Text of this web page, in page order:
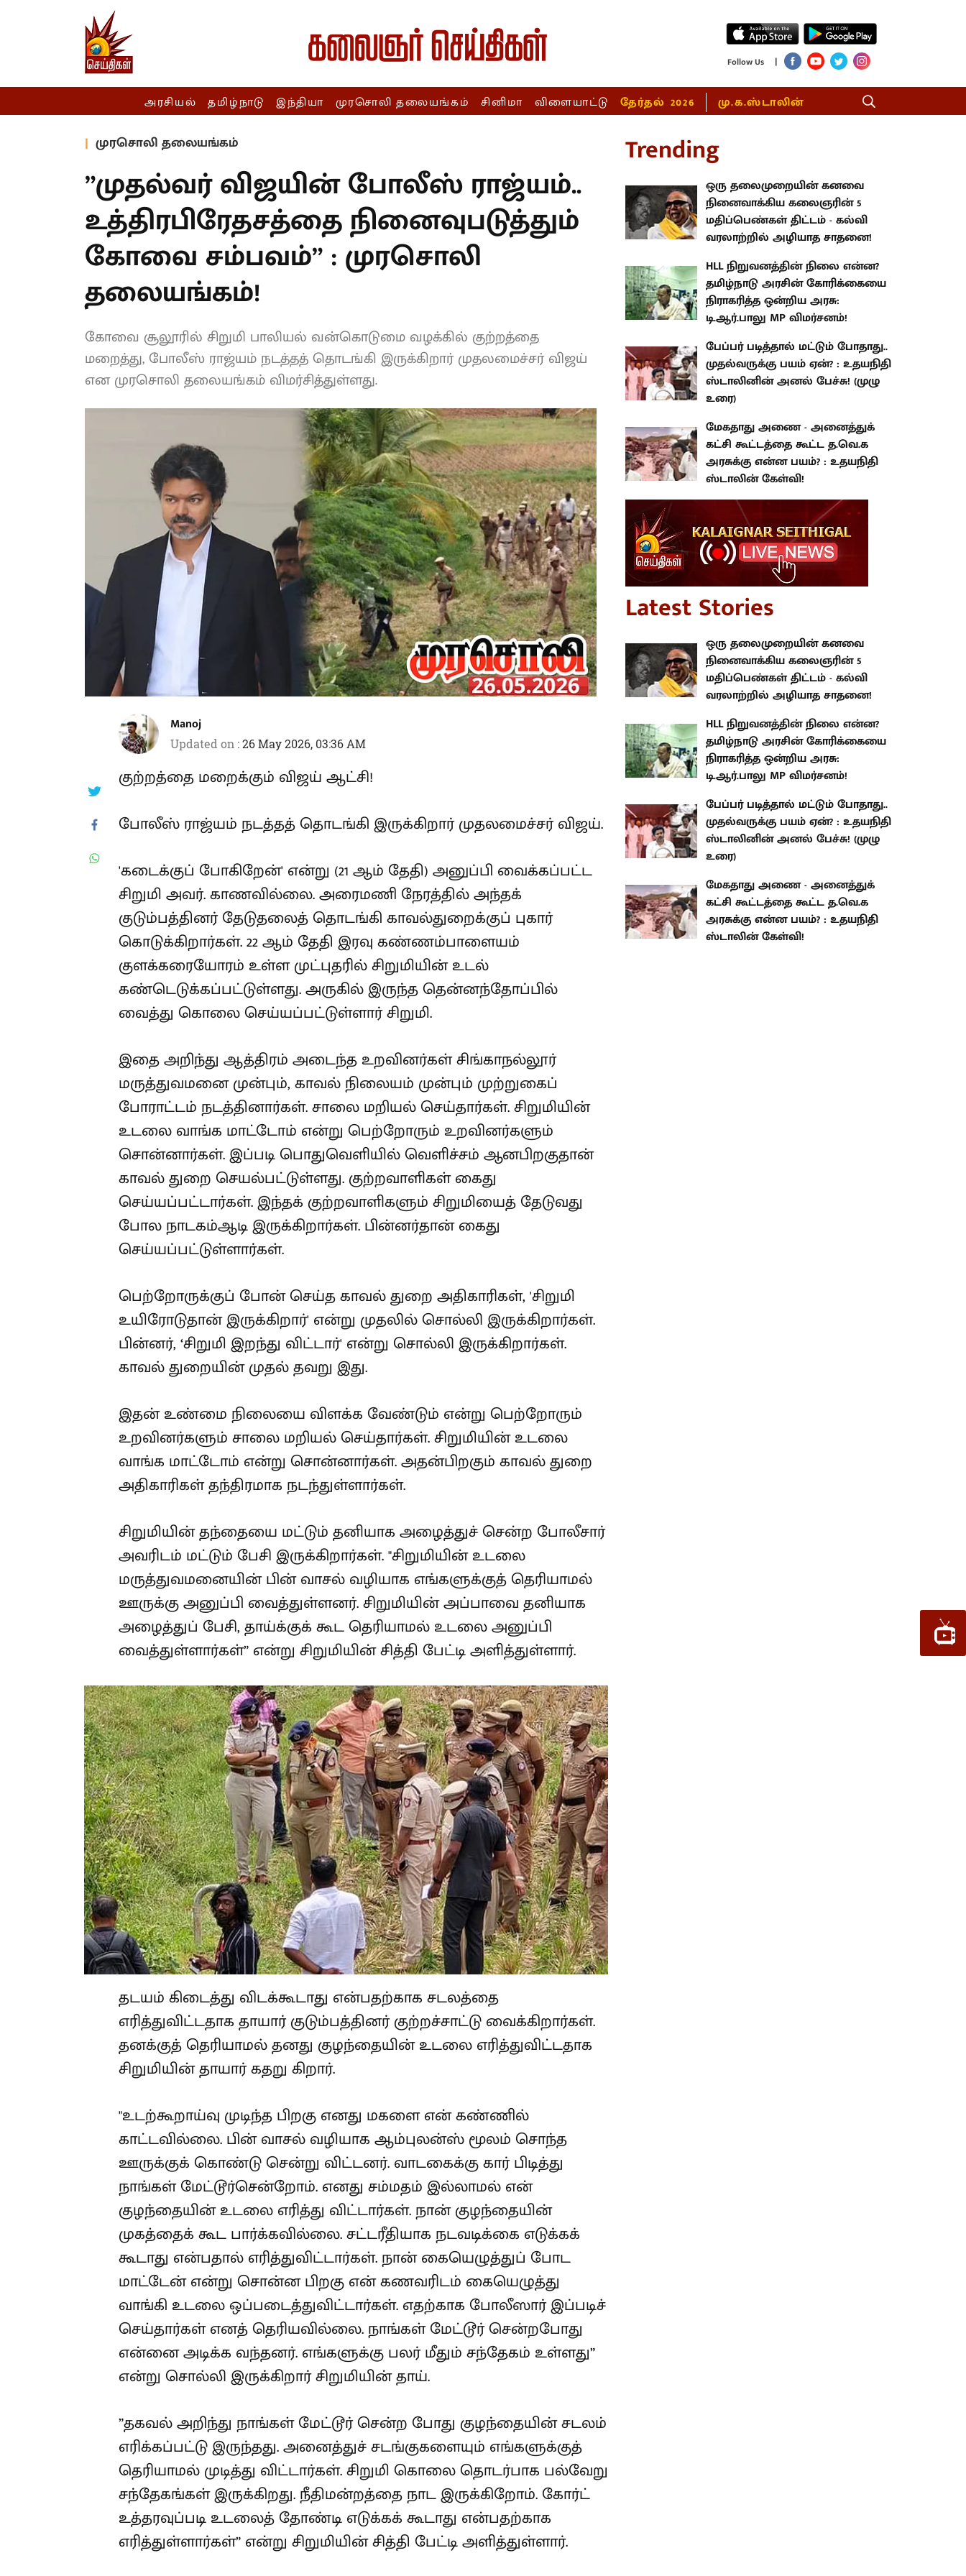
Follow Us |
அரசியல் தமிழ்நாடு இந்தியா முரசொலி தலையங்கம் சினிமா விளையாட்டு தேர்தல் 2026 மு.க.ஸ்டாலின்
முரசொலி தலையங்கம்
”முதல்வர் விஜயின் போலீஸ் ராஜ்யம்..
உத்திரபிரேதசத்தை நினைவுபடுத்தும்
கோவை சம்பவம்” : முரசொலி
தலையங்கம்!
கோவை சூலூரில் சிறுமி பாலியல் வன்கொடுமை வழக்கில் குற்றத்தை
மறைத்து, போலீஸ் ராஜ்யம் நடத்தத் தொடங்கி இருக்கிறார் முதலமைச்சர் விஜய்
என முரசொலி தலையங்கம் விமர்சித்துள்ளது.
Manoj
Updated on :26 May 2026, 03:36 AM
குற்றத்தை மறைக்கும் விஜய் ஆட்சி!
போலீஸ் ராஜ்யம் நடத்தத் தொடங்கி இருக்கிறார் முதலமைச்சர் விஜய்.
'கடைக்குப் போகிறேன்' என்று (21 ஆம் தேதி) அனுப்பி வைக்கப்பட்ட
சிறுமி அவர். காணவில்லை. அரைமணி நேரத்தில் அந்தக்
குடும்பத்தினர் தேடுதலைத் தொடங்கி காவல்துறைக்குப் புகார்
கொடுக்கிறார்கள். 22 ஆம் தேதி இரவு கண்ணம்பாளையம்
குளக்கரையோரம் உள்ள முட்புதரில் சிறுமியின் உடல்
கண்டெடுக்கப்பட்டுள்ளது. அருகில் இருந்த தென்னந்தோப்பில்
வைத்து கொலை செய்யப்பட்டுள்ளார் சிறுமி.
இதை அறிந்து ஆத்திரம் அடைந்த உறவினர்கள் சிங்காநல்லூர்
மருத்துவமனை முன்பும், காவல் நிலையம் முன்பும் முற்றுகைப்
போராட்டம் நடத்தினார்கள். சாலை மறியல் செய்தார்கள். சிறுமியின்
உடலை வாங்க மாட்டோம் என்று பெற்றோரும் உறவினர்களும்
சொன்னார்கள். இப்படி பொதுவெளியில் வெளிச்சம் ஆனபிறகுதான்
காவல் துறை செயல்பட்டுள்ளது. குற்றவாளிகள் கைது
செய்யப்பட்டார்கள். இந்தக் குற்றவாளிகளும் சிறுமியைத் தேடுவது
போல நாடகம்ஆடி இருக்கிறார்கள். பின்னர்தான் கைது
செய்யப்பட்டுள்ளார்கள்.
பெற்றோருக்குப் போன் செய்த காவல் துறை அதிகாரிகள், 'சிறுமி
உயிரோடுதான் இருக்கிறார்' என்று முதலில் சொல்லி இருக்கிறார்கள்.
பின்னர், ‘சிறுமி இறந்து விட்டார்' என்று சொல்லி இருக்கிறார்கள்.
காவல் துறையின் முதல் தவறு இது.
இதன் உண்மை நிலையை விளக்க வேண்டும் என்று பெற்றோரும்
உறவினர்களும் சாலை மறியல் செய்தார்கள். சிறுமியின் உடலை
வாங்க மாட்டோம் என்று சொன்னார்கள். அதன்பிறகும் காவல் துறை
அதிகாரிகள் தந்திரமாக நடந்துள்ளார்கள்.
சிறுமியின் தந்தையை மட்டும் தனியாக அழைத்துச் சென்ற போலீசார்
அவரிடம் மட்டும் பேசி இருக்கிறார்கள். "சிறுமியின் உடலை
மருத்துவமனையின் பின் வாசல் வழியாக எங்களுக்குத் தெரியாமல்
ஊருக்கு அனுப்பி வைத்துள்ளனர். சிறுமியின் அப்பாவை தனியாக
அழைத்துப் பேசி, தாய்க்குக் கூட தெரியாமல் உடலை அனுப்பி
வைத்துள்ளார்கள்” என்று சிறுமியின் சித்தி பேட்டி அளித்துள்ளார்.
தடயம் கிடைத்து விடக்கூடாது என்பதற்காக சடலத்தை
எரித்துவிட்டதாக தாயார் குடும்பத்தினர் குற்றச்சாட்டு வைக்கிறார்கள்.
தனக்குத் தெரியாமல் தனது குழந்தையின் உடலை எரித்துவிட்டதாக
சிறுமியின் தாயார் கதறு கிறார்.
"உடற்கூறாய்வு முடிந்த பிறகு எனது மகளை என் கண்ணில்
காட்டவில்லை. பின் வாசல் வழியாக ஆம்புலன்ஸ் மூலம் சொந்த
ஊருக்குக் கொண்டு சென்று விட்டனர். வாடகைக்கு கார் பிடித்து
நாங்கள் மேட்டூர்சென்றோம். எனது சம்மதம் இல்லாமல் என்
குழந்தையின் உடலை எரித்து விட்டார்கள். நான் குழந்தையின்
முகத்தைக் கூட பார்க்கவில்லை. சட்டரீதியாக நடவடிக்கை எடுக்கக்
கூடாது என்பதால் எரித்துவிட்டார்கள். நான் கையெழுத்துப் போட
மாட்டேன் என்று சொன்ன பிறகு என் கணவரிடம் கையெழுத்து
வாங்கி உடலை ஒப்படைத்துவிட்டார்கள். எதற்காக போலீஸார் இப்படிச்
செய்தார்கள் எனத் தெரியவில்லை. நாங்கள் மேட்டூர் சென்றபோது
என்னை அடிக்க வந்தனர். எங்களுக்கு பலர் மீதும் சந்தேகம் உள்ளது”
என்று சொல்லி இருக்கிறார் சிறுமியின் தாய்.
”தகவல் அறிந்து நாங்கள் மேட்டூர் சென்ற போது குழந்தையின் சடலம்
எரிக்கப்பட்டு இருந்தது. அனைத்துச் சடங்குகளையும் எங்களுக்குத்
தெரியாமல் முடித்து விட்டார்கள். சிறுமி கொலை தொடர்பாக பல்வேறு
சந்தேகங்கள் இருக்கிறது. நீதிமன்றத்தை நாட இருக்கிறோம். கோர்ட்
உத்தரவுப்படி உடலைத் தோண்டி எடுக்கக் கூடாது என்பதற்காக
எரித்துள்ளார்கள்” என்று சிறுமியின் சித்தி பேட்டி அளித்துள்ளார்.
Trending
ஒரு தலைமுறையின் கனவை
நினைவாக்கிய கலைஞரின் 5
மதிப்பெண்கள் திட்டம் - கல்வி
வரலாற்றில் அழியாத சாதனை!
HLL நிறுவனத்தின் நிலை என்ன?
தமிழ்நாடு அரசின் கோரிக்கையை
நிராகரித்த ஒன்றிய அரசு:
டி.ஆர்.பாலு MP விமர்சனம்!
பேப்பர் படித்தால் மட்டும் போதாது..
முதல்வருக்கு பயம் ஏன்? : உதயநிதி
ஸ்டாலினின் அனல் பேச்சு! (முழு
உரை)
மேகதாது அணை - அனைத்துக்
கட்சி கூட்டத்தை கூட்ட த.வெ.க
அரசுக்கு என்ன பயம்? : உதயநிதி
ஸ்டாலின் கேள்வி!
Latest Stories
ஒரு தலைமுறையின் கனவை
நினைவாக்கிய கலைஞரின் 5
மதிப்பெண்கள் திட்டம் - கல்வி
வரலாற்றில் அழியாத சாதனை!
HLL நிறுவனத்தின் நிலை என்ன?
தமிழ்நாடு அரசின் கோரிக்கையை
நிராகரித்த ஒன்றிய அரசு:
டி.ஆர்.பாலு MP விமர்சனம்!
பேப்பர் படித்தால் மட்டும் போதாது..
முதல்வருக்கு பயம் ஏன்? : உதயநிதி
ஸ்டாலினின் அனல் பேச்சு! (முழு
உரை)
மேகதாது அணை - அனைத்துக்
கட்சி கூட்டத்தை கூட்ட த.வெ.க
அரசுக்கு என்ன பயம்? : உதயநிதி
ஸ்டாலின் கேள்வி!